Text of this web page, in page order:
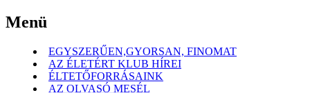
Menü
EGYSZERŰEN,GYORSAN, FINOMAT
AZ ÉLETÉRT KLUB HÍREI
ÉLTETŐFORRÁSAINK
AZ OLVASÓ MESÉL